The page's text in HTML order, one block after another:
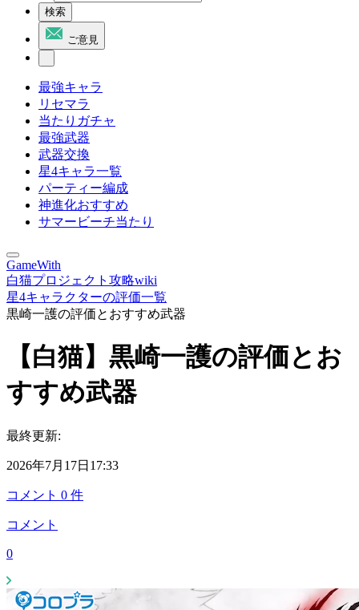
検索
ご意見
最強キャラ
リセマラ
当たりガチャ
最強武器
武器交換
星4キャラ一覧
パーティー編成
神進化おすすめ
サマービーチ当たり
GameWith
白猫プロジェクト攻略wiki
星4キャラクターの評価一覧
黒崎一護の評価とおすすめ武器
【白猫】黒崎一護の評価とお
すすめ武器
最終更新:
2026年7月17日17:33
コメント 0 件
コメント
0